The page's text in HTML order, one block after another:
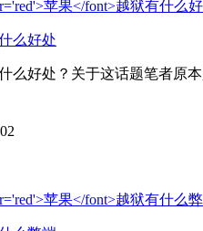
么好处
么好处？关于这话题笔者原